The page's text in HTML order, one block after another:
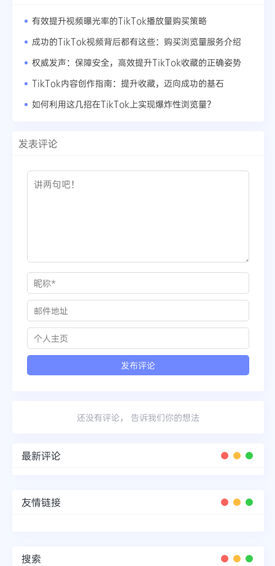
有效提升视频曝光率的TikTok播放量购买策略
成功的TikTok视频背后都有这些：购买浏览量服务介绍
权威发声：保障安全，高效提升TikTok收藏的正确姿势
TikTok内容创作指南：提升收藏，迈向成功的基石
如何利用这几招在TikTok上实现爆炸性浏览量？
发表评论
还没有评论， 告诉我们你的想法
最新评论
友情链接
搜索